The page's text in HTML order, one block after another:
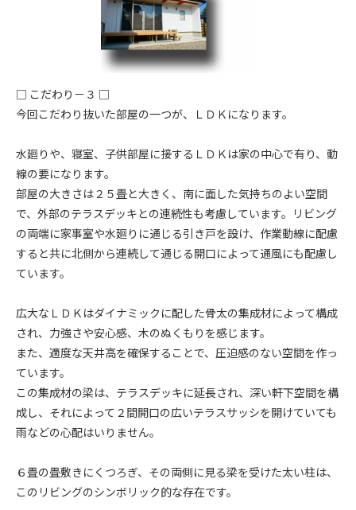
□ こだわり－３ □
今回こだわり抜いた部屋の一つが、ＬＤＫになります。
水廻りや、寝室、子供部屋に接するＬＤＫは家の中心で有り、動
線の要になります。
部屋の大きさは２５畳と大きく、南に面した気持ちのよい空間
で、外部のテラスデッキとの連続性も考慮しています。リビング
の両端に家事室や水廻りに通じる引き戸を設け、作業動線に配慮
すると共に北側から連続して通じる開口によって通風にも配慮し
ています。
広大なＬＤＫはダイナミックに配した骨太の集成材によって構成
され、力強さや安心感、木のぬくもりを感じます。
また、適度な天井高を確保することで、圧迫感のない空間を作っ
ています。
この集成材の梁は、テラスデッキに延長され、深い軒下空間を構
成し、それによって２間開口の広いテラスサッシを開けていても
雨などの心配はいりません。
６畳の畳敷きにくつろぎ、その両側に見る梁を受けた太い柱は、
このリビングのシンボリック的な存在です。